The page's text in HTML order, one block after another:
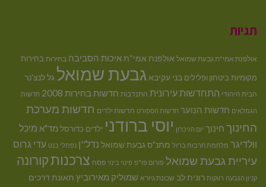
תגיות
אולפנת אמי"ת גבעת שמואל אולפנת אמי''תאיכות הסביבה בחירות בחירות
מקומיות ביטחון ופלילים בני עקיבא גבעת שמואל גל לנצ'נר
הבית היהודי התחדשות עירונית התנדבות חדשות בחירות 2008 חדשות
הגמלאים חדשות הנוער חדשות הספורט חדשות ילדים חדשות מערכת
החינוך חינוך יום הזיכרון יוסי ברודני ילדים כדורסל מד"א מיכל
וולדיגר מלחמת חרבות ברזל מתנ"ס גבעת שמואל נדל''ן נפתלי בנט עדי גרוס
עיריית גבעת שמואל פורום פו"פ פינוי בינוי פסח צרכנותקורונה
קניון הגבעה רווקות רונית לב שכונת גיורא שמוליק מאירוביץ תאונת דרכים